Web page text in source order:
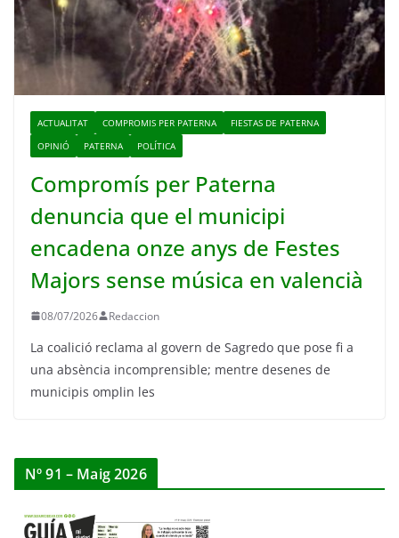
ACTUALITAT COMPROMIS PER PATERNA
FIESTAS DE PATERNA
OPINIÓ
PATERNA POLÍTICA
Compromís per Paterna
denuncia que el municipi
encadena onze anys de Festes
Majors sense música en valencià
08/07/2026 Redaccion
La coalició reclama al govern de Sagredo que pose fi a
una absència incomprensible; mentre desenes de
municipis omplin les
Nº 91 – Maig 2026